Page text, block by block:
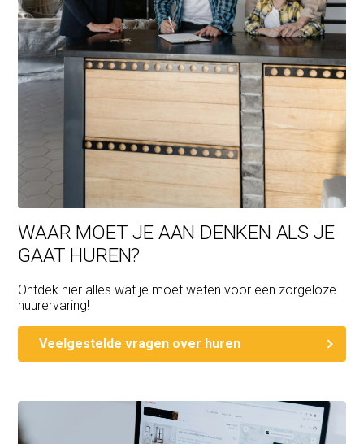
WAAR MOET JE AAN DENKEN ALS JE
GAAT HUREN?
Ontdek hier alles wat je moet weten voor een zorgeloze
huurervaring!
Veelgestelde vragen over huren